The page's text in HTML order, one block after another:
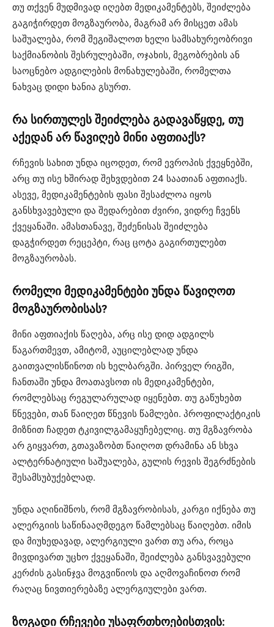
თუ თქვენ მუდმივად იღებთ მედიკამენტებს, შეიძლება
გაგიჭირდეთ მოგზაურობა, მაგრამ არ მისცეთ ამას
საშუალება, რომ შეგიშალოთ ხელი სამსახურეობრივი
საქმიანობის შესრულებაში, ოჯახის, მეგობრების ან
საოცნებო ადგილების მონახულებაში, რომელთა
ნახვაც დიდი ხანია გსურთ.
რა სირთულეს შეიძლება გადავაწყდე, თუ
აქედან არ წავიღებ მინი აფთიაქს?
რჩევის სახით უნდა იცოდეთ, რომ ევროპის ქვეყნებში,
არც თუ ისე ხშირად შეხვდებით 24 საათიან აფთიაქს.
ასევე, მედიკამენტების ფასი შესაძლოა იყოს
განსხვავებული და შედარებით ძვირი, ვიდრე ჩვენს
ქვეყანაში. ამასთანავე, შეძენისას შეიძლება
დაგჭირდეთ რეცეპტი, რაც ცოტა გაგირთულებთ
მოგზაურობას.
რომელი მედიკამენტები უნდა წავიღოთ
მოგზაურობისას?
მინი აფთიაქის წაღება, არც ისე დიდ ადგილს
წაგართმევთ, ამიტომ, აუცილებლად უნდა
გაითვალისწინოთ ის ხელბარგში. პირველ რიგში,
ჩანთაში უნდა მოათავსოთ ის მედიკამენტები,
რომლებსაც რეგულარულად იყენებთ. თუ გაწუხებთ
წნევები, თან წაიღეთ წნევის წამლები. პროფილაქტიკის
მიზნით ჩადეთ ტკივილგამაყუჩებელიც. თუ მგზავრობა
არ გიყვართ, გთავაზობთ წაიღოთ დრამინა ან სხვა
ალტერნატიული საშუალება, გულის რევის შეგრძნების
შესამსუბუქებლად.
უნდა აღინიშნოს, რომ მგზავრობისას, კარგი იქნება თუ
ალერგიის საწინააღმდეგო წამლებსაც წაიღებთ. იმის
და მიუხედავად, ალერგიული ვართ თუ არა, როცა
მივდივართ უცხო ქვეყანაში, შეიძლება განსვავებული
კერძის გასინჯვა მოგვიწიოს და აღმოვაჩინოთ რომ
რაღაც ნივთიერებაზე ალერგიულები ვართ.
ზოგადი რჩევები უსაფრთხოებისთვის: